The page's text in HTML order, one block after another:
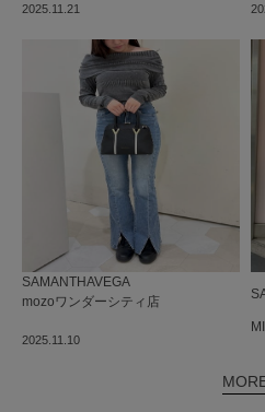
2025.11.21
2025.11.10
SAMANTHAVEGA
mozoワンダーシティ店